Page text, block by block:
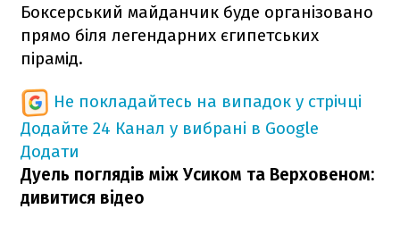
Боксерський майданчик буде організовано
прямо біля легендарних єгипетських
пірамід.
Не покладайтесь на випадок у стрічці
Додайте 24 Канал у вибрані в Google
Додати
Дуель поглядів між Усиком та Верховеном:
дивитися відео